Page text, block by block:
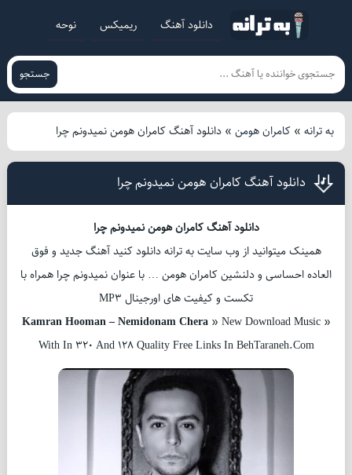
دانلود آهنگ ریمیکس نوحه
جستجو
به ترانه» کامران هومن» دانلود آهنگ کامران هومن نمیدونم چرا
دانلود آهنگ کامران هومن نمیدونم چرا
دانلود آهنگ کامران هومن نمیدونم چرا
همینک میتوانید از وب سایت به ترانه دانلود کنید آهنگ جدید و فوق
العاده احساسی و دلنشین کامران هومن … با عنوان نمیدونم چرا همراه با
تکست و کیفیت های اورجینال MP3
Kamran Hooman – Nemidonam Chera» New Download Music »
With In 320 And 128 Quality Free Links In BehTaraneh.Com